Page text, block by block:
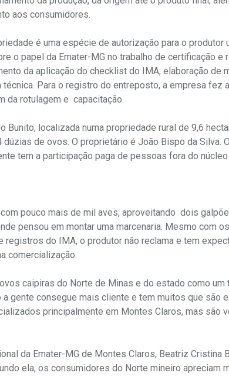
aos consumidores.
é uma espécie de autorização para o produtor
o papel da Emater-MG no trabalho de certificação
da aplicação do checklist do IMA, elaboração de
Para o registro do entreposto, a empresa fez
da rotulagem e capacitação.
localizada numa propriedade rural de 9,6
de ovos. O proprietário é João Bispo da Silva.
tem a participação paga de pessoas fora do
pouco mais de mil aves, aproveitando dois
pensou em montar uma marcenaria. Mesmo com
do IMA, o produtor não reclama e tem
comercialização.
caipiras do Norte de Minas e do estado como
gente consegue mais cliente e tem muitos que são
principalmente em Montes Claros, mas são
da Emater-MG de Montes Claros, Beatriz Cristina
ela, os consumidores do Norte mineiro apreciam